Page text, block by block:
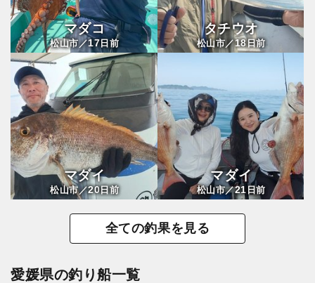
マダコ
松山市／17日前
タチウオ
松山市／18日前
マダイ
松山市／20日前
マダイ
松山市／21日前
全ての釣果を見る
愛媛県の釣り船一覧